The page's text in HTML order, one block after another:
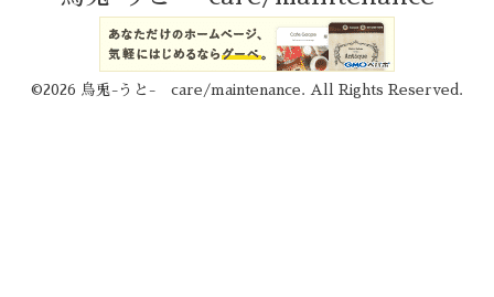
©2026 烏兎-うと- care/maintenance . All Rights Reserved.